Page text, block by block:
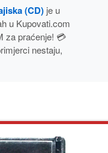
(CD)je u
u Kupovati.com
za praćenje! 💳
nestaju,